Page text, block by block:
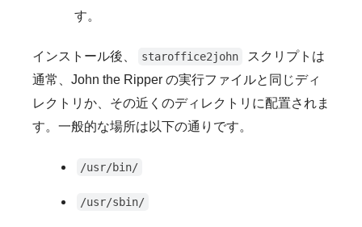
す。
インストール後、 staroffice2john
スクリプトは
通常、John the Ripper の実行ファイルと同じディ
レクトリか、その近くのディレクトリに配置されま
す。一般的な場所は以下の通りです。
/usr/bin/
/usr/sbin/